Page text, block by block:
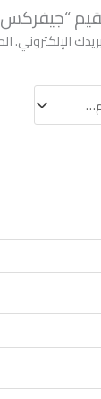
الإلكتروني.